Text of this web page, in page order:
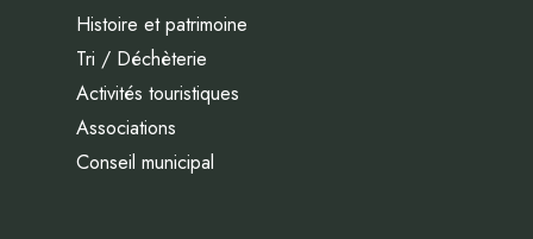
Histoire et patrimoine
Tri / Déchèterie
Activités touristiques
Associations
Conseil municipal